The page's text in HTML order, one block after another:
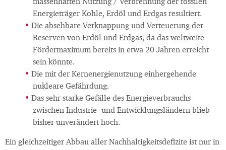
massenhaften Nutzung / Verbrennung der fossilen
Energieträger Kohle, Erdöl und Erdgas resultiert.
Die absehbare Verknappung und Verteuerung der
Reserven von Erdöl und Erdgas, da das weltweite
Fördermaximum bereits in etwa 20 Jahren erreicht
sein könnte.
Die mit der Kernenergienutzung einhergehende
nukleare Gefährdung.
Das sehr starke Gefälle des Energieverbrauchs
zwischen Industrie- und Entwicklungsländern blieb
bisher unverändert hoch.
Ein gleichzeitiger Abbau aller Nachhaltigkeitsdefizite ist nur in